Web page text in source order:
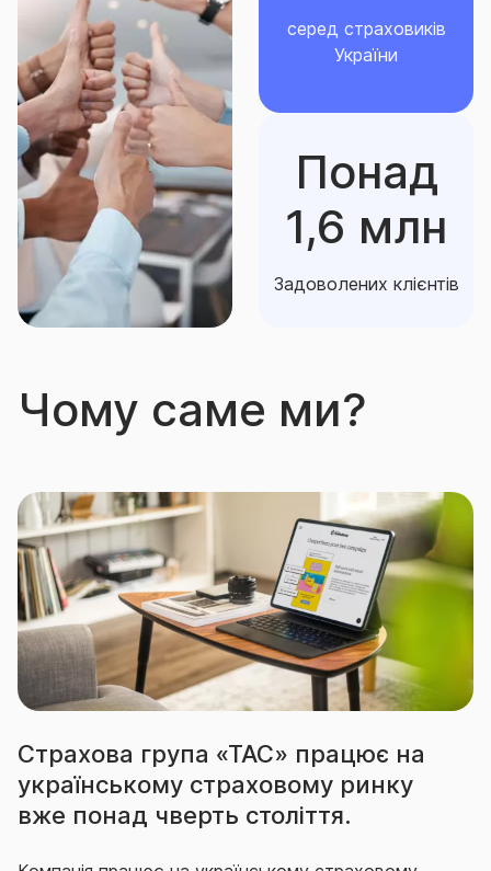
серед страховиків
України
Понад
1,6 млн
Задоволених клієнтів
Чому саме ми?
Страхова група «ТАС» працює на
українському страховому ринку
вже понад чверть століття.